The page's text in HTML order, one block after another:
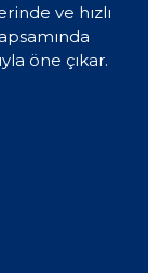
ve hızlı
öne çıkar.